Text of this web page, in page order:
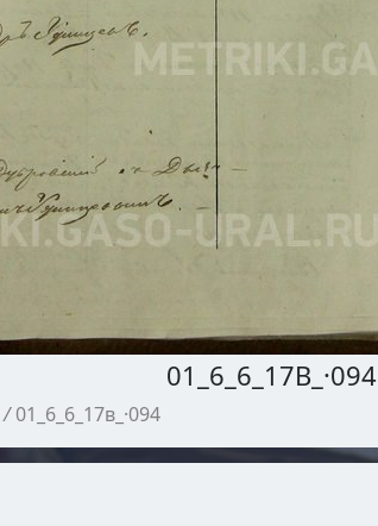
01_6_6_17В_·094
/ 01_6_6_17в_·094